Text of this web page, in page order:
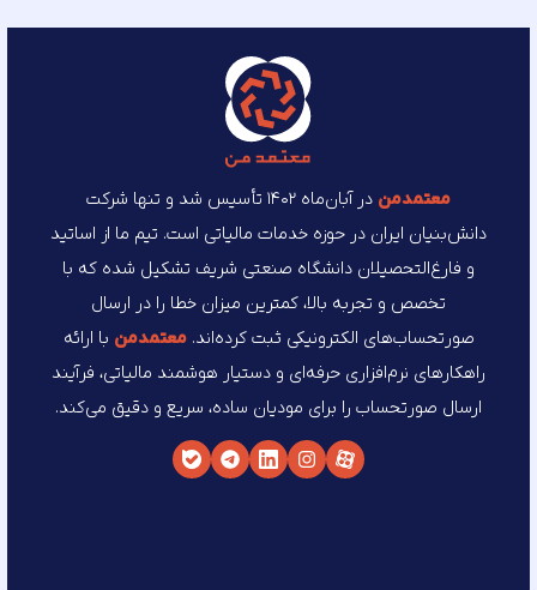
معتمد‌من
در آبان‌ماه ۱۴۰۲ تأسیس شد و تنها شرکت
دانش‌بنیان ایران در حوزه خدمات مالیاتی است. تیم ما از اساتید
و فارغ‌التحصیلان دانشگاه صنعتی شریف تشکیل شده که با
تخصص و تجربه بالا، کمترین میزان خطا را در ارسال
صورتحساب‌های الکترونیکی ثبت کرده‌اند.معتمد‌من با ارائه
راهکارهای نرم‌افزاری حرفه‌ای و دستیار هوشمند مالیاتی، فرآیند
ارسال صورتحساب را برای مودیان ساده، سریع و دقیق می‌کند.